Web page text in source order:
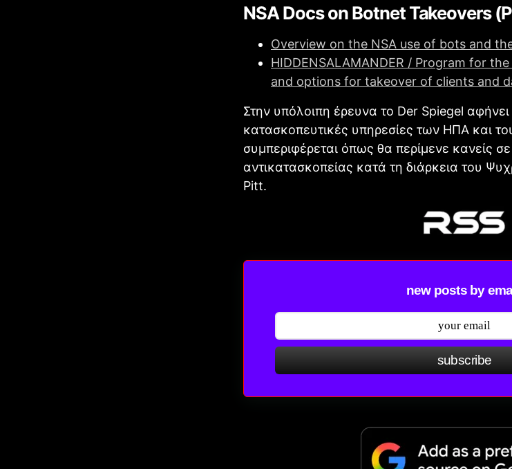
ΝSA Docs on Botnet Takeovers
Overview on the NSA use of bots and
HIDDENSALAMANDER / Program for
and options for takeover of clients and
Στην υπόλοιπη έρευνα το Der Spiegel αφήνει
κατασκοπευτικές υπηρεσίες των ΗΠΑ και
συμπεριφέρεται όπως θα περίμενε κανείς
αντικατασκοπείας κατά τη διάρκεια του
Pitt.
new posts by
subscribe